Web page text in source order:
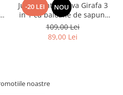
-20 LEI NOU
Jucarie interactiva Girafa 3
in 1 cu baloane de sapun,
lumini si maner de impins
109,00 Lei
89,00 Lei
noastre